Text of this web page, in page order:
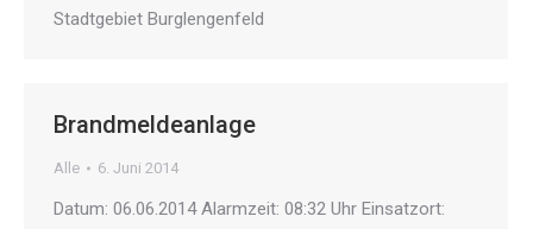
Stadtgebiet Burglengenfeld
Brandmeldeanlage
Alle 6. Juni 2014
Datum: 06.06.2014 Alarmzeit: 08:32 Uhr Einsatzort: